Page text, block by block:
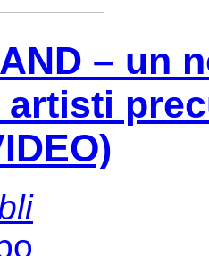
– un
artisti